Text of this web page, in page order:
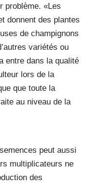
problème. «Les
donnent des plantes
de champignons
variétés ou
entre dans la qualité
lors de la
que toute la
au niveau de la
peut aussi
multiplicateurs ne
des